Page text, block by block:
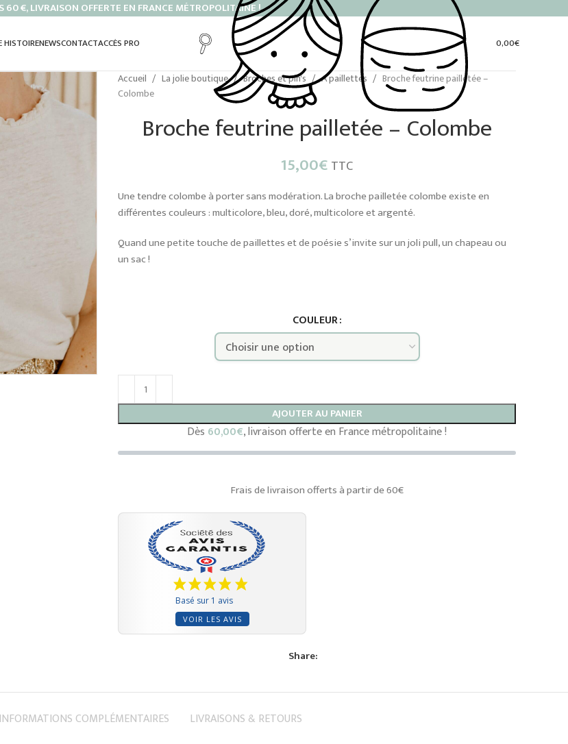
60 €, LIVRAISON OFFERTE EN FRANCE MÉTROPOLITAINE !
HISTOIRENEWSCONTACTACCÈS PRO 0,00€
Accueil La jolie boutique Broches et pin's A paillettes
Broche feutrine pailletée –
Colombe
Broche feutrine pailletée – Colombe
15,00€TTC
Une tendre colombe à porter sans modération. La broche pailletée colombe existe en
différentes couleurs : multicolore, bleu, doré, multicolore et argenté.
Quand une petite touche de paillettes et de poésie s’invite sur un joli pull, un chapeau ou
un sac !
COULEUR
AJOUTER AU PANIER
Dès 60,00€, livraison offerte en France métropolitaine !
Frais de livraison offerts à partir de 60€
Basé sur 1 avis
VOIR LES AVIS
Share:
INFORMATIONS COMPLÉMENTAIRES LIVRAISONS & RETOURS